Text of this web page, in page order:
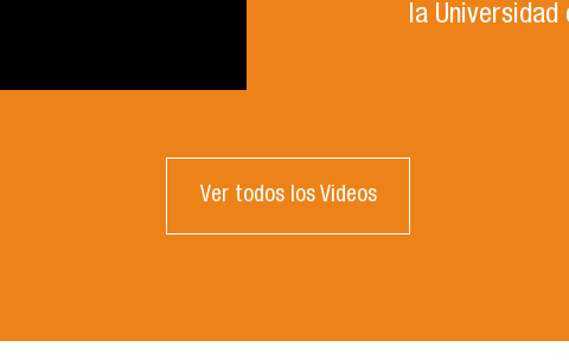
la Universidad
Ver todos los Videos